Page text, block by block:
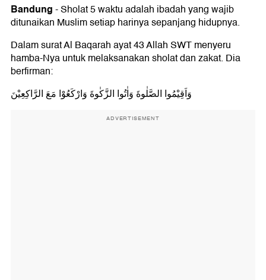
Bandung-Sholat 5 waktu adalah ibadah yang wajib
ditunaikan Muslim setiap harinya sepanjang hidupnya.
Dalam surat Al Baqarah ayat 43 Allah SWT menyeru
hamba-Nya untuk melaksanakan sholat dan zakat. Dia
berfirman:
وَاَقِيْمُوا الصَّلٰوةَ وَاٰتُوا الزَّكٰوةَ وَارْكَعُوْا مَعَ الرَّاكِعِيْنَ
ADVERTISEMENT